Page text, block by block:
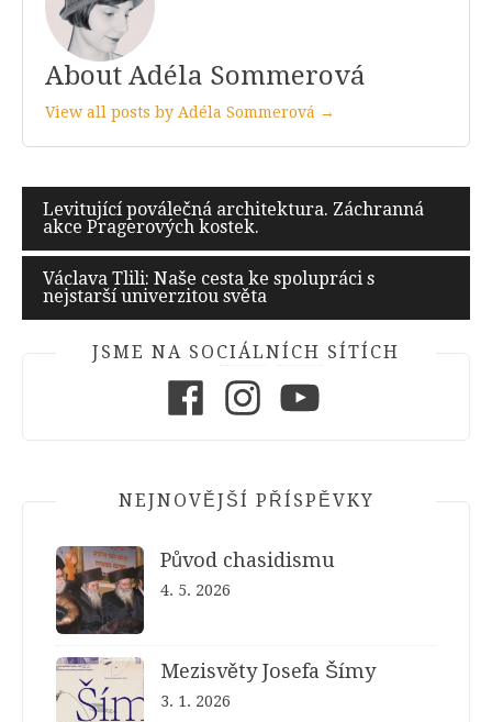
About Adéla Sommerová
View all posts by Adéla Sommerová →
Navigace
pro
příspěvek
Levitující poválečná architektura. Záchranná
akce Pragerových kostek.
Václava Tlili: Naše cesta ke spolupráci s
nejstarší univerzitou světa
JSME NA SOCIÁLNÍCH SÍTÍCH
NEJNOVĚJŠÍ PŘÍSPĚVKY
Původ chasidismu
4. 5. 2026
Mezisvěty Josefa Šímy
3. 1. 2026